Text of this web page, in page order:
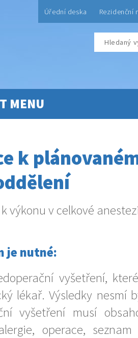
Úřední deska Rezidenční
MENU
k
výkonu v celkové
je nutné:
vyšetření,
lékař. Výsledky nesmí
vyšetření musí
operace,